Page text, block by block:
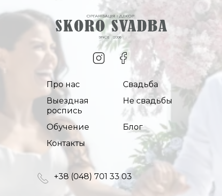
Про нас
Свадьба
Выездная
роспись
Не свадьбы
Обучение
Блог
Контакты
+38 (048) 701 33 03